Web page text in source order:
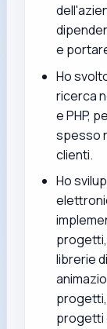
e
Ho
ricerca
e PHP,
spesso
clienti.
Ho
librerie
progetti